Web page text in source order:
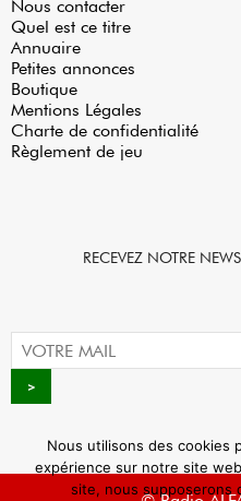
Nous contacter
Quel est ce titre
Annuaire
Petites annonces
Boutique
Mentions Légales
Charte de confidentialité
Règlement de jeu
RECEVEZ NOTRE
Nous utilisons des cookies
expérience sur notre site
site, nous supposerons